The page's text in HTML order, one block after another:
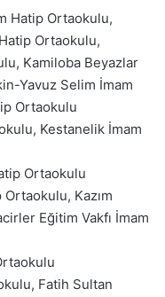
Hatip Ortaokulu,
Ortaokulu,
Kamiloba Beyazlar
Yavuz Selim İmam
Ortaokulu
Kestanelik İmam
Ortaokulu
Kazım
Eğitim Vakfı İmam
Fatih Sultan